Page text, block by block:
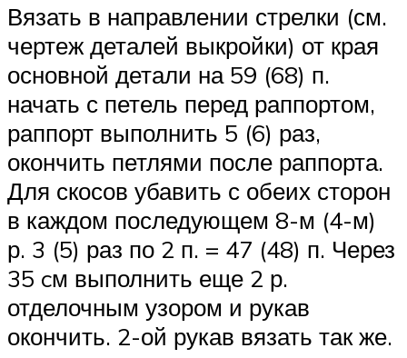
Вязать в направлении стрелки (см.
чертеж деталей выкройки) от края
основной детали на 59 (68) п.
начать с петель перед раппортом,
раппорт выполнить 5 (6) раз,
окончить петлями после раппорта.
Для скосов убавить с обеих сторон
в каждом последующем 8-м (4-м)
р. 3 (5) раз по 2 п. = 47 (48) п. Через
35 cм выполнить еще 2 р.
отделочным узором и рукав
окончить. 2-ой рукав вязать так же.